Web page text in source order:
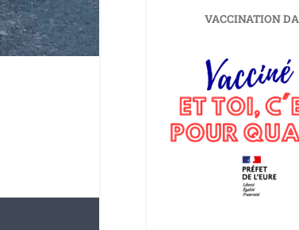
VACCINATION